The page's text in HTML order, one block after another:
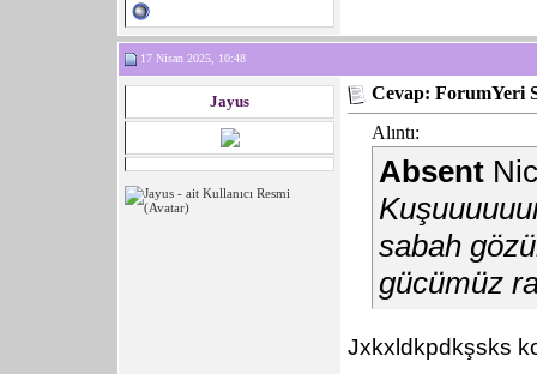
17 Nisan 2025, 10:48
Jayus
Cevap: ForumYeri
Alıntı:
Absent
sabah
gücümüz
Jxkxldkpdkşsks